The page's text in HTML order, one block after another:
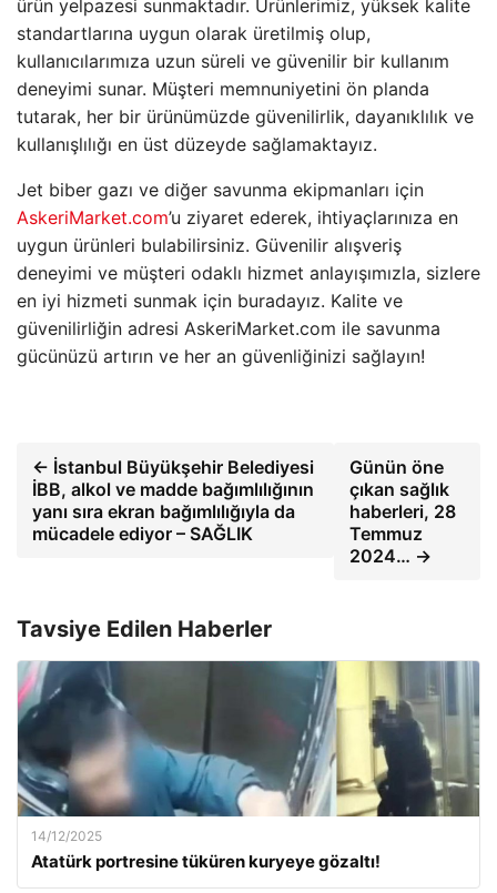
ürün yelpazesi sunmaktadır. Ürünlerimiz, yüksek kalite
standartlarına uygun olarak üretilmiş olup,
kullanıcılarımıza uzun süreli ve güvenilir bir kullanım
deneyimi sunar. Müşteri memnuniyetini ön planda
tutarak, her bir ürünümüzde güvenilirlik, dayanıklılık ve
kullanışlılığı en üst düzeyde sağlamaktayız.
Jet biber gazı ve diğer savunma ekipmanları için
AskeriMarket.com’u ziyaret ederek, ihtiyaçlarınıza en
uygun ürünleri bulabilirsiniz. Güvenilir alışveriş
deneyimi ve müşteri odaklı hizmet anlayışımızla, sizlere
en iyi hizmeti sunmak için buradayız. Kalite ve
güvenilirliğin adresi AskeriMarket.com ile savunma
gücünüzü artırın ve her an güvenliğinizi sağlayın!
← İstanbul Büyükşehir Belediyesi
İBB, alkol ve madde bağımlılığının
yanı sıra ekran bağımlılığıyla da
mücadele ediyor – SAĞLIK
Günün öne
çıkan sağlık
haberleri, 28
Temmuz
2024… →
Tavsiye Edilen Haberler
14/12/2025
Atatürk portresine tüküren kuryeye gözaltı!